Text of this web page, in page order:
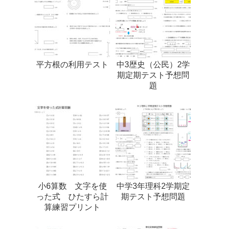
平方根の利用テスト
中3歴史（公民）2学
期定期テスト予想問
題
小6算数 文字を使
った式 ひたすら計
算練習プリント
中学3年理科2学期定
期テスト予想問題